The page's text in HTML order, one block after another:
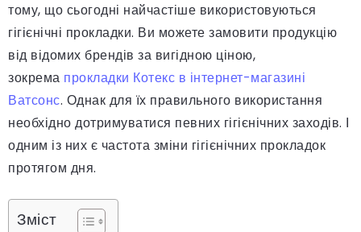
тому, що сьогодні найчастіше використовуються
гігієнічні прокладки. Ви можете замовити продукцію
від відомих брендів за вигідною ціною,
зокрема прокладки Котекс в інтернет-магазині
Ватсонс. Однак для їх правильного використання
необхідно дотримуватися певних гігієнічних заходів. І
одним із них є частота зміни гігієнічних прокладок
протягом дня.
Зміст